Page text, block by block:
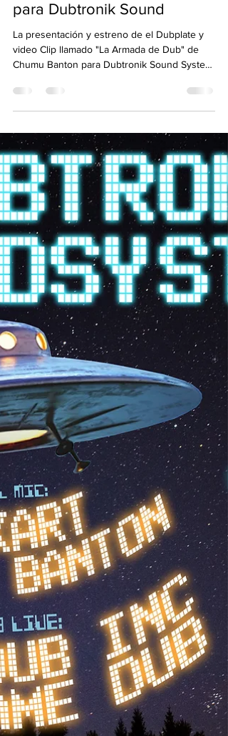
del Dub" CHUMU BANTON
para Dubtronik Sound
La presentación y estreno de el Dubplate y
será el...